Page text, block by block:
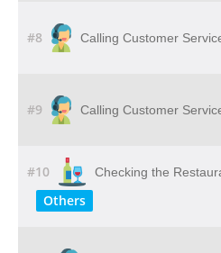
#8 Calling Customer
#9 Calling Customer
#10 Checking the
Others